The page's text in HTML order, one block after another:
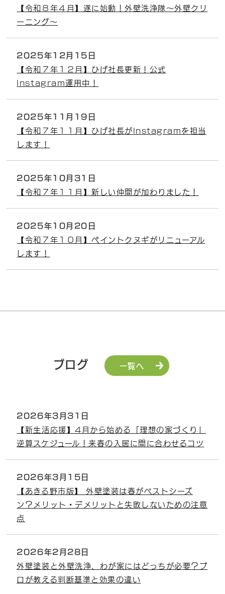
【令和８年４月】遂に始動！外壁洗浄隊～外壁クリ
ーニング～
2025年12月15日
【令和７年１２月】ひげ社長更新！公式
Instagram運用中！
2025年11月19日
【令和７年１１月】ひげ社長がInstagramを担当
します！
2025年10月31日
【令和７年１１月】新しい仲間が加わりました！
2025年10月20日
【令和７年１０月】ペイントクヌギがリニューアル
します！
ブログ 一覧へ
2026年3月31日
【新生活応援】4月から始める「理想の家づくり」
逆算スケジュール！来春の入居に間に合わせるコツ
2026年3月15日
【あきる野市版】 外壁塗装は春がベストシーズ
ン？メリット・デメリットと失敗しないための注意
点
2026年2月28日
外壁塗装と外壁洗浄、わが家にはどっちが必要？プ
ロが教える判断基準と効果の違い